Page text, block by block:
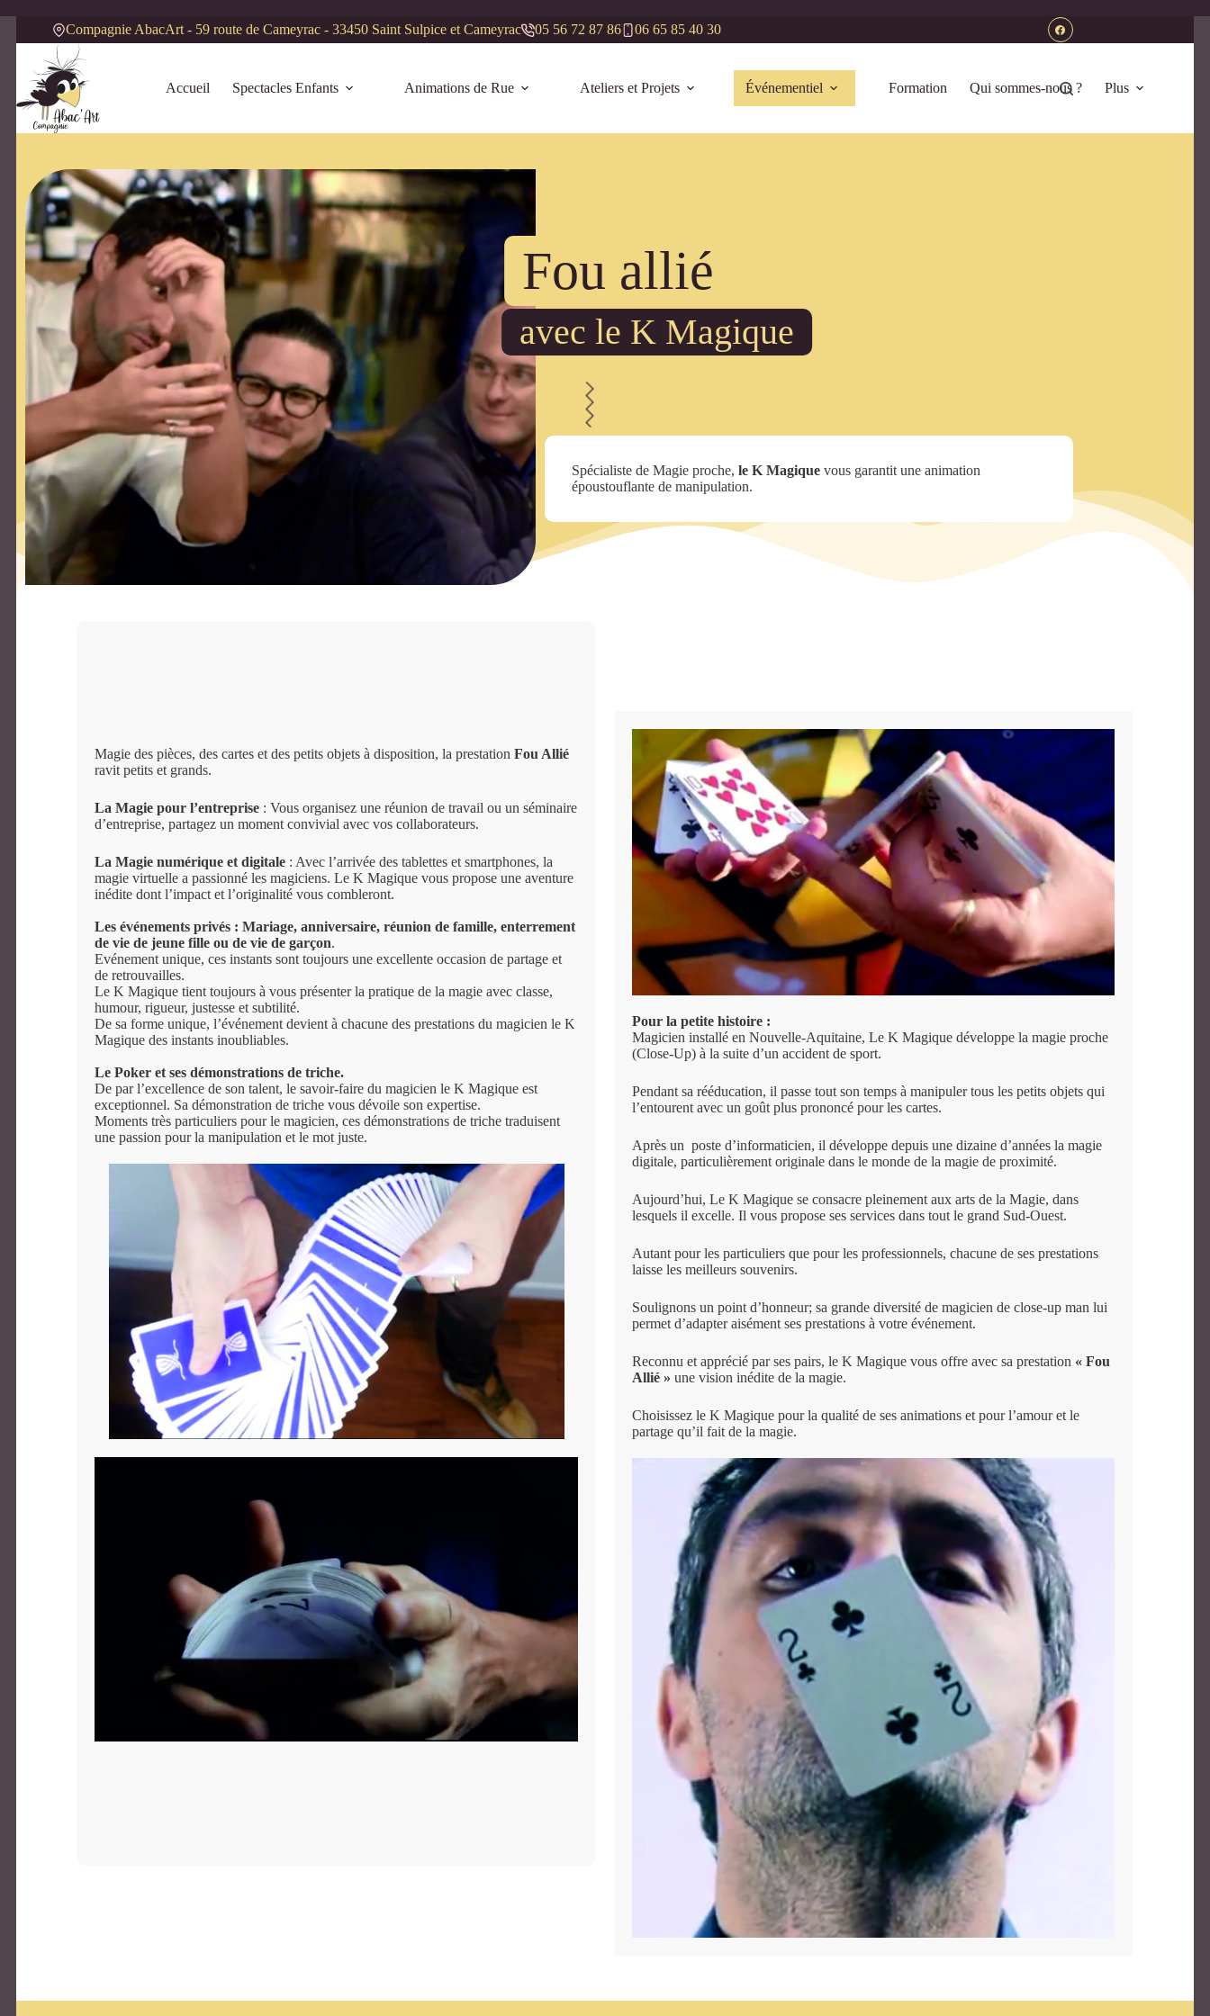
Compagnie AbacArt - 59 route de Cameyrac - 33450 Saint Sulpice et Cameyrac 05 56 72 87 86 06 65 85 40 30
Accueil Spectacles Enfants Animations de Rue Ateliers et Projets Événementiel Formation Qui sommes-nous ? Plus
Fou allié
avec le K Magique
Spécialiste de Magie proche, le K Magiquevous garantit une animation
époustouflante de manipulation.
Magie des pièces, des cartes et des petits objets à disposition, la prestationFou Allié
ravit petits et grands.
La Magie pour l’entreprise : Vous organisez une réunion de travail ou un séminaire
d’entreprise, partagez un moment convivial avec vos collaborateurs.
La Magie numérique et digitale : Avec l’arrivée des tablettes et smartphones, la
magie virtuelle a passionné les magiciens. Le K Magique vous propose une aventure
inédite dont l’impact et l’originalité vous combleront.
Les événements privés : Mariage, anniversaire, réunion de famille, enterrement
de vie de jeune fille ou de vie de garçon.
Evénement unique, ces instants sont toujours une excellente occasion de partage et
de retrouvailles.
Le K Magique tient toujours à vous présenter la pratique de la magie avec classe,
humour, rigueur, justesse et subtilité.
De sa forme unique, l’événement devient à chacune des prestations du magicien le K
Magique des instants inoubliables.
Le Poker et ses démonstrations de triche.
De par l’excellence de son talent, le savoir-faire du magicien le K Magique est
exceptionnel. Sa démonstration de triche vous dévoile son expertise.
Moments très particuliers pour le magicien, ces démonstrations de triche traduisent
une passion pour la manipulation et le mot juste.
Pour la petite histoire :
Magicien installé en Nouvelle-Aquitaine, Le K Magique développe la magie proche
(Close-Up) à la suite d’un accident de sport.
Pendant sa rééducation, il passe tout son temps à manipuler tous les petits objets qui
l’entourent avec un goût plus prononcé pour les cartes.
Après un poste d’informaticien, il développe depuis une dizaine d’années la magie
digitale, particulièrement originale dans le monde de la magie de proximité.
Aujourd’hui, Le K Magique se consacre pleinement aux arts de la Magie, dans
lesquels il excelle. Il vous propose ses services dans tout le grand Sud-Ouest.
Autant pour les particuliers que pour les professionnels, chacune de ses prestations
laisse les meilleurs souvenirs.
Soulignons un point d’honneur; sa grande diversité de magicien de close-up man lui
permet d’adapter aisément ses prestations à votre événement.
Reconnu et apprécié par ses pairs, le K Magique vous offre avec sa prestation « Fou
Allié » une vision inédite de la magie.
Choisissez le K Magique pour la qualité de ses animations et pour l’amour et le
partage qu’il fait de la magie.